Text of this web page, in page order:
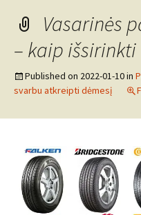
Vasarinės
– kaip išsirinkti
Published on 2022-01-10in
svarbu atkreipti dėmesį